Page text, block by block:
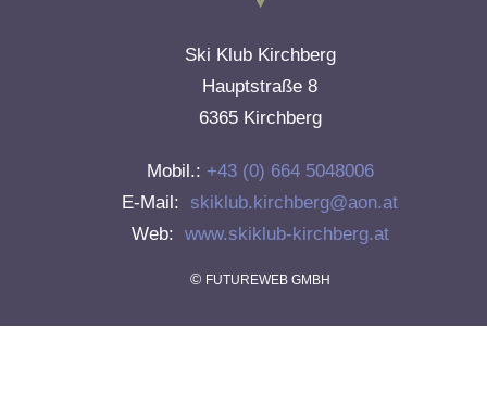
Ski Klub Kirchberg
Hauptstraße 8
6365 Kirchberg
Mobil.: +43 (0) 664 5048006
E-Mail:
skiklub.kirchberg@aon.at
Web: www.skiklub-kirchberg.at
© FUTUREWEB GMBH